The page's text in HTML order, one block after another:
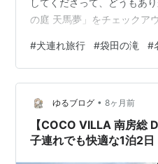
の庭 天馬夢」をチェックア
kanko.jp 滝好きの我が家と
ちょっとした想い出があっ
たんです。 紅葉の季節がと
年の紅葉は11月28日に終了
5日で、一週間ほど遅かっ
まばらでしたね。 …
#犬連れ旅行 #袋田の滝 #
ゆるブログ • 8ヶ月前
【COCO VILLA 南房総
子連れでも快適な1泊2日